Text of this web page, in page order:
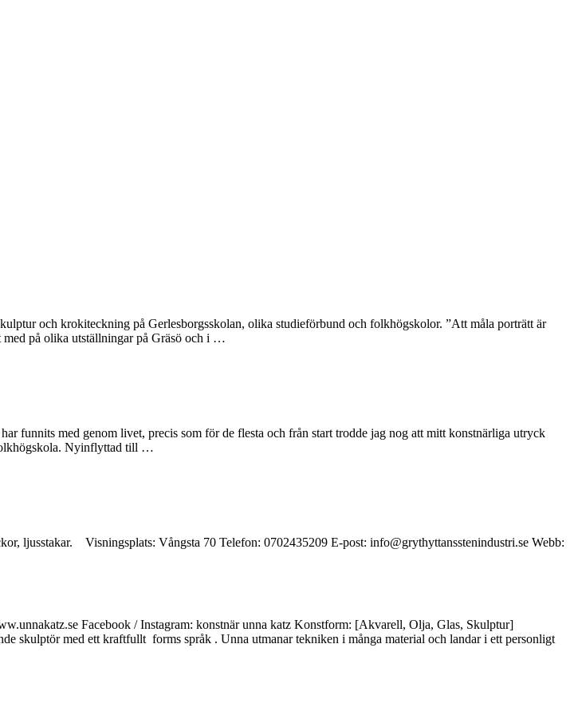
och krokiteckning på Gerlesborgsskolan, olika studieförbund och folkhögskolor. ”Att måla porträtt är
med på olika utställningar på Gräsö och i …
funnits med genom livet, precis som för de flesta och från start trodde jag nog att mitt konstnärliga utryck
Nyinflyttad till …
ljusstakar. Visningsplats: Vångsta 70 Telefon: 0702435209 E-post: info@grythyttansstenindustri.se Webb:
Facebook / Instagram: konstnär unna katz Konstform: [Akvarell, Olja, Glas, Skulptur]
skulptör med ett kraftfullt forms språk . Unna utmanar tekniken i många material och landar i ett personligt